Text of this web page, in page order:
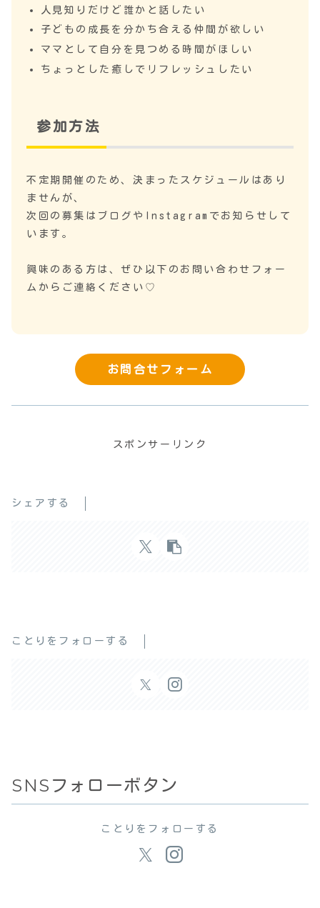
人見知りだけど誰かと話したい
子どもの成長を分かち合える仲間が欲しい
ママとして自分を見つめる時間がほしい
ちょっとした癒しでリフレッシュしたい
参加方法
不定期開催のため、決まったスケジュールはあり
ませんが、
次回の募集はブログやInstagramでお知らせして
います。
興味のある方は、ぜひ以下のお問い合わせフォー
ムからご連絡ください♡
お問合せフォーム
スポンサーリンク
シェアする
ことりをフォローする
SNSフォローボタン
ことりをフォローする